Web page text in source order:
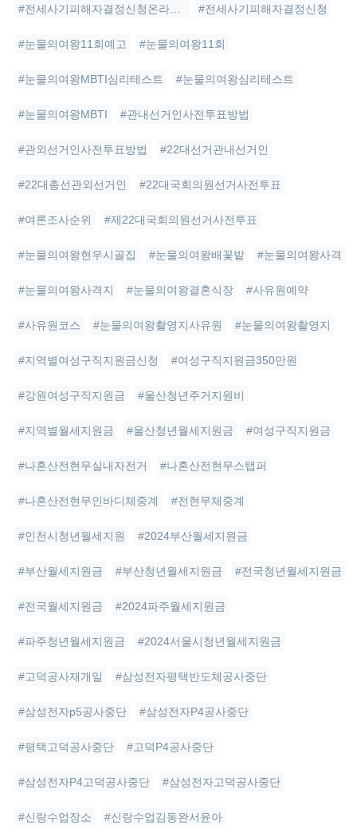
#전세사기피해자결정신청
#눈물의여왕11회예고 #눈물의여왕11회
#눈물의여왕MBTI심리테스트 #눈물의여왕심리테스트
#눈물의여왕MBTI #관내선거인사전투표방법
#관외선거인사전투표방법 #22대선거관내선거인
#22대총선관외선거인 #22대국회의원선거사전투표
#여론조사순위 #제22대국회의원선거사전투표
#눈물의여왕현우시골집 #눈물의여왕배꽃밭 #눈물의여왕사격
#눈물의여왕사격지 #눈물의여왕결혼식장 #사유원예약
#사유원코스 #눈물의여왕촬영지사유원 #눈물의여왕촬영지
#지역별여성구직지원금신청 #여성구직지원금350만원
#강원여성구직지원금 #울산청년주거지원비
#지역별월세지원금 #울산청년월세지원금 #여성구직지원금
#나혼산전현무실내자전거 #나혼산전현무스탭퍼
#나혼산전현무인바디체중계 #전현무체중계
#인천시청년월세지원 #2024부산월세지원금
#부산월세지원금 #부산청년월세지원금 #전국청년월세지원금
#전국월세지원금 #2024파주월세지원금
#파주청년월세지원금 #2024서울시청년월세지원금
#고덕공사재개일 #삼성전자평택반도체공사중단
#삼성전자p5공사중단 #삼성전자P4공사중단
#평택고덕공사중단 #고덕P4공사중단
#삼성전자P4고덕공사중단 #삼성전자고덕공사중단
#신랑수업장소 #신랑수업김동완서윤아